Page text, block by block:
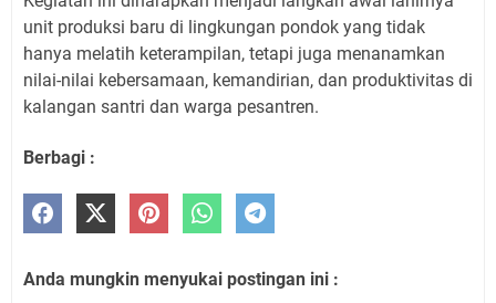
unit produksi baru di lingkungan pondok yang tidak
hanya melatih keterampilan, tetapi juga menanamkan
nilai-nilai kebersamaan, kemandirian, dan produktivitas di
kalangan santri dan warga pesantren.
Berbagi :
Anda mungkin menyukai postingan ini :